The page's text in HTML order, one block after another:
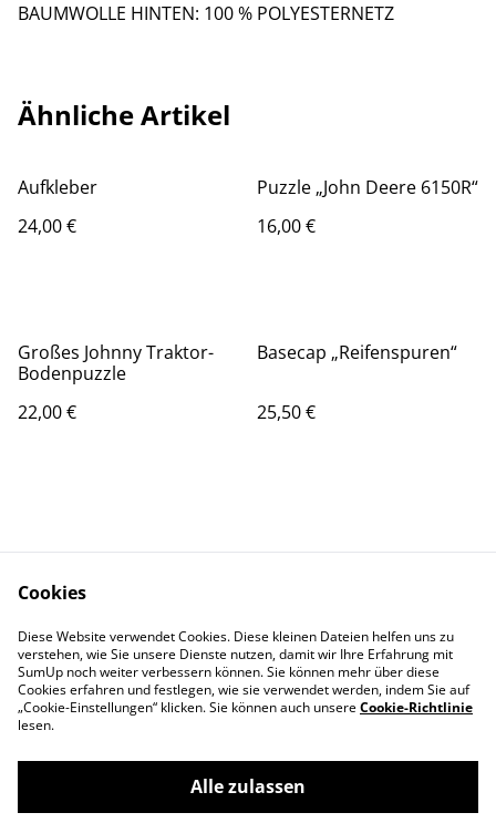
BAUMWOLLE HINTEN: 100 % POLYESTERNETZ
Ähnliche Artikel
Aufkleber
24,00 €
Puzzle „John Deere 6150R“
16,00 €
Großes Johnny Traktor-
Bodenpuzzle
22,00 €
Basecap „Reifenspuren“
25,50 €
Bestimmungen
Datenschutzbestimm
ungen von SumUp
Cookie-Richtlinie
Cookies
Diese Website verwendet Cookies. Diese kleinen Dateien helfen uns zu
verstehen, wie Sie unsere Dienste nutzen, damit wir Ihre Erfahrung mit
SumUp noch weiter verbessern können. Sie können mehr über diese
Cookies erfahren und festlegen, wie sie verwendet werden, indem Sie auf
„Cookie-Einstellungen“ klicken. Sie können auch unsereCookie-Richtlinie
lesen.
Alle zulassen